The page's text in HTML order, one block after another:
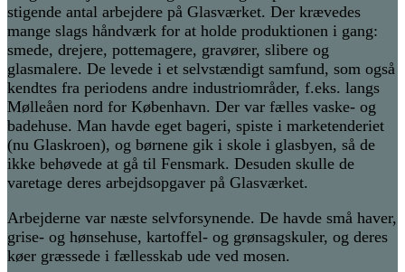
stigende antal arbejdere på Glasværket. Der krævedes
mange slags håndværk for at holde produktionen i gang:
smede, drejere, pottemagere, gravører, slibere og
glasmalere. De levede i et selvstændigt samfund, som også
kendtes fra periodens andre industriområder, f.eks. langs
Mølleåen nord for København. Der var fælles vaske- og
badehuse. Man havde eget bageri, spiste i marketenderiet
(nu Glaskroen), og børnene gik i skole i glasbyen, så de
ikke behøvede at gå til Fensmark. Desuden skulle de
varetage deres arbejdsopgaver på Glasværket.
Arbejderne var næste selvforsynende. De havde små haver,
grise- og hønsehuse, kartoffel- og grønsagskuler, og deres
køer græssede i fællesskab ude ved mosen.